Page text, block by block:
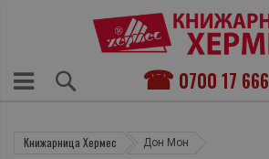
0700 17 666
Книжарница Хермес Дон Мон